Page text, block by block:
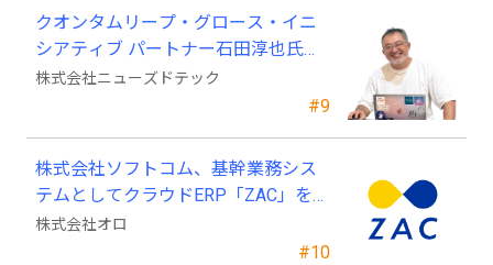
#9
クオンタムリープ・グロース・イニ
シアティブ パートナー石田淳也氏が
ニューズドテックの戦略顧問に就任
株式会社ニューズドテック
#10
株式会社ソフトコム、基幹業務シス
テムとしてクラウドERP「ZAC」を採
用
株式会社オロ